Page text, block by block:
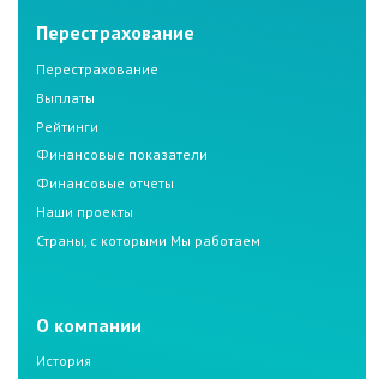
Перестрахование
Перестрахование
Выплаты
Рейтинги
Финансовые показатели
Финансовые отчеты
Наши проекты
Страны, с которыми Мы работаем
О компании
История